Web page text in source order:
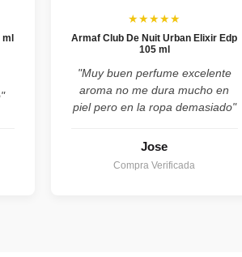
★★★★★
Armaf Club De Nuit Urban Elixir Edp
105 ml
"Muy buen perfume excelente
aroma no me dura mucho en
piel pero en la ropa demasiado"
Jose
Compra Verificada